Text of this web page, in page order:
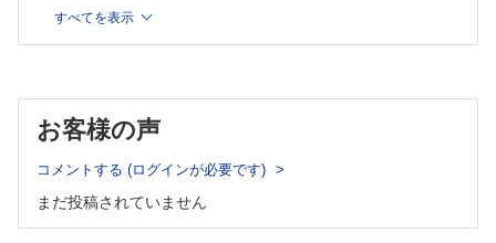
・慢性腎臓病×骨粗鬆症（中川 洋佑 ほか）
骨粗鬆症治療の継続性とアドヒアランス不良患者への対応
（鈴木 敦詞 ほか）
骨粗鬆症治療における医療経済評価（森脇 健介）
すべてを表示
お客様の声
コメントする (ログインが必要です)
まだ投稿されていません